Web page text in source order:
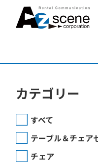
カテゴリー
すべて
テーブル＆チェア
チェア